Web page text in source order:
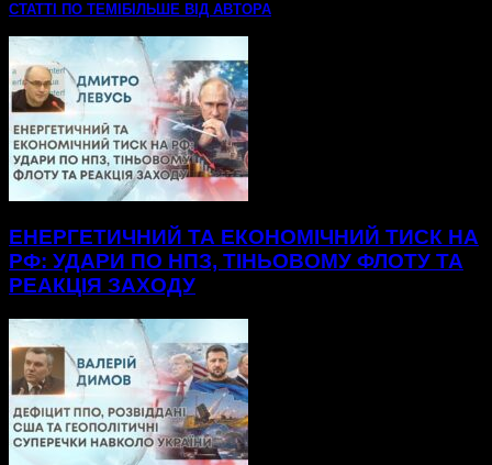
СТАТТІ ПО ТЕМІ БІЛЬШЕ ВІД АВТОРА
ЕНЕРГЕТИЧНИЙ ТА ЕКОНОМІЧНИЙ ТИСК НА
РФ: УДАРИ ПО НПЗ, ТІНЬОВОМУ ФЛОТУ ТА
РЕАКЦІЯ ЗАХОДУ